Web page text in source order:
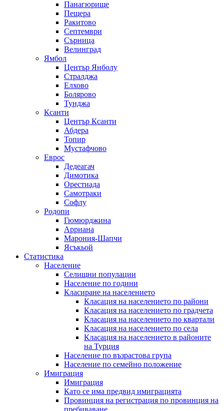
Панагюрище
Пещера
Ракитово
Септември
Сърница
Велинград
Ямбол
Център Янболу
Стралджа
Елхово
Болярово
Тунджа
Ксанти
Център Ксанти
Абдера
Топир
Мустафчово
Еврос
Дедеагач
Димотика
Орестиада
Самотраки
Софлу
Родопи
Гюмюрджина
Арриана
Марония-Шапчи
Ясъкьой
Статистика
Население
Селищни популации
Население по години
Класиране на населението
Класация на населението по райони
Класация на населението по градчета
Класация на населението по квартали
Класация на населението по села
Класация на населението в районите
на Турция
Население по възрастова група
Население по семейно положение
Имиграция
Имиграция
Като се има предвид имиграцията
Провинция на регистрация по провинция на